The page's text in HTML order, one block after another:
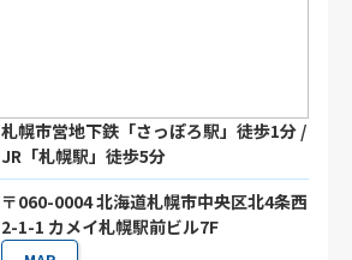
札幌市営地下鉄「さっぽろ駅」徒歩1分 /
JR「札幌駅」徒歩5分
〒060-0004 北海道札幌市中央区北4条西
2-1-1 カメイ札幌駅前ビル7F